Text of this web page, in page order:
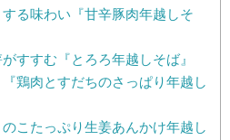
る味わい『甘辛豚肉年越しそ
すすむ『とろろ年越しそば』
鶏肉とすだちのさっぱり年越し
こたっぷり生姜あんかけ年越し